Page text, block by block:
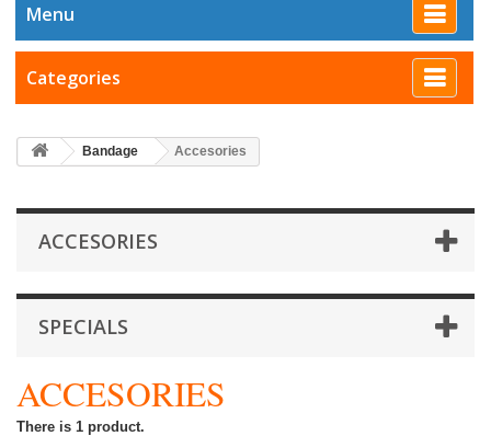
Menu
Categories
Bandage Accesories
ACCESORIES
SPECIALS
ACCESORIES
There is 1 product.